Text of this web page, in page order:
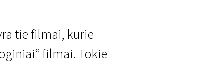
tie filmai, kurie
filmai. Tokie